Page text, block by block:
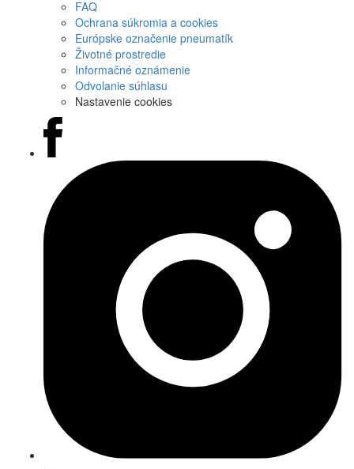
FAQ
Ochrana súkromia a cookies
Európske označenie pneumatík
Životné prostredie
Informačné oznámenie
Odvolanie súhlasu
Nastavenie cookies